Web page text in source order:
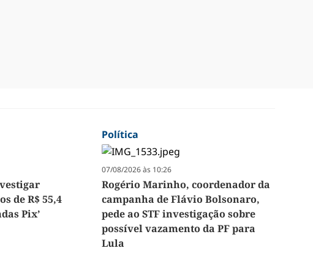
de R$ 55,4
Pix’
Política
07/08/2026 às 10:26
Rogério Marinho, coordenador da
campanha de Flávio Bolsonaro,
pede ao STF investigação sobre
possível vazamento da PF para
Lula